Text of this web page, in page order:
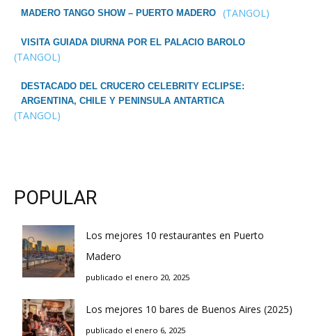
MADERO TANGO SHOW – PUERTO MADERO (TANGOL)
VISITA GUIADA DIURNA POR EL PALACIO BAROLO
(TANGOL)
DESTACADO DEL CRUCERO CELEBRITY ECLIPSE:
ARGENTINA, CHILE Y PENINSULA ANTARTICA
(TANGOL)
POPULAR
Los mejores 10 restaurantes en Puerto
Madero
publicado el enero 20, 2025
Los mejores 10 bares de Buenos Aires (2025)
publicado el enero 6, 2025